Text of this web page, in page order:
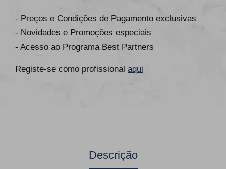
- Preços e Condições de Pagamento exclusivas
- Novidades e Promoções especiais
- Acesso ao Programa Best Partners
Registe-se como profissional aqui
Descrição